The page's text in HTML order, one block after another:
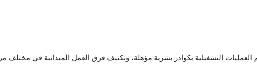
التشغيلية بكوادر بشرية مؤهلة، وتكثيف فرق العمل الميدانية في مختلف